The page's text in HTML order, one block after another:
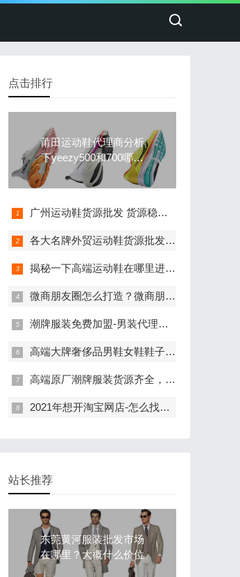
点击排行
莆田运动鞋代理商分析
下yeezy500和700哪个
穿起来舒服
广州运动鞋货源批发 货源稳定 免费一件代发
各大名牌外贸运动鞋货源批发 免费诚招代理
揭秘一下高端运动鞋在哪里进货？莆田鞋拿货渠道
微商朋友圈怎么打造？微商朋友圈怎么发有吸引力
潮牌服装免费加盟-男装代理厂家渠道供应
高端大牌奢侈品男鞋女鞋鞋子厂家一手货源批发
高端原厂潮牌服装货源齐全，一手价格直接供货
2021年想开淘宝网店-怎么找货源好？
站长推荐
东莞黄河服装批发市场
在哪里？大概什么价位